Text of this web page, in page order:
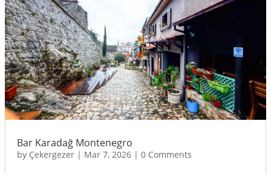
Bar Karadağ Montenegro
by Çekergezer| Mar 7, 2026| 0 Comments